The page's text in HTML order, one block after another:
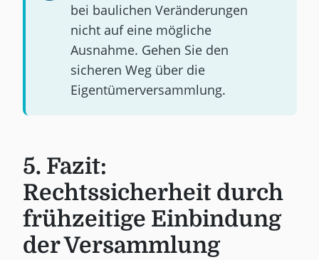
bei baulichen Veränderungen
nicht auf eine mögliche
Ausnahme. Gehen Sie den
sicheren Weg über die
Eigentümerversammlung.
5. Fazit:
Rechtssicherheit durch
frühzeitige Einbindung
der Versammlung